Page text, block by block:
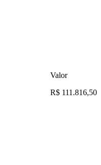
Valor
R$ 111.816,50